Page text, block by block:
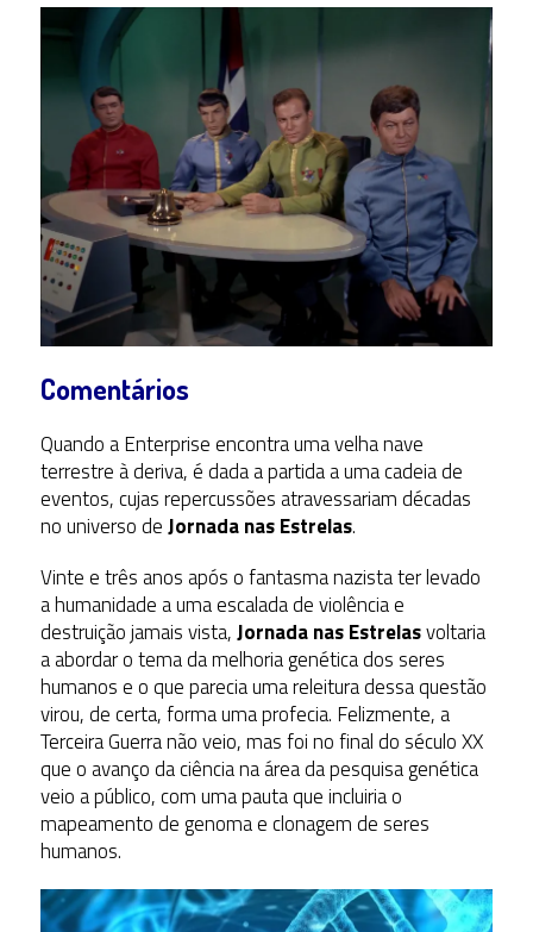
Comentários
Quando a Enterprise encontra uma velha nave
terrestre à deriva, é dada a partida a uma cadeia de
eventos, cujas repercussões atravessariam décadas
no universo deJornada nas Estrelas.
Vinte e três anos após o fantasma nazista ter levado
a humanidade a uma escalada de violência e
destruição jamais vista,Jornada nas Estrelasvoltaria
a abordar o tema da melhoria genética dos seres
humanos e o que parecia uma releitura dessa questão
virou, de certa, forma uma profecia. Felizmente, a
Terceira Guerra não veio, mas foi no final do século XX
que o avanço da ciência na área da pesquisa genética
veio a público, com uma pauta que incluiria o
mapeamento de genoma e clonagem de seres
humanos.